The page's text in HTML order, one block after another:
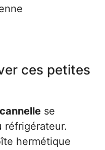
ces petites
se
réfrigérateur.
hermétique